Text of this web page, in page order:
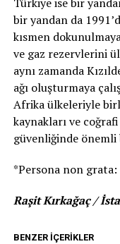
bir yandan da
kısmen
ve gaz rezervlerini
aynı zamanda
ağı oluşturmaya
Afrika ülkeleriyle
kaynakları ve
güvenliğinde
*Persona non
Raşit Kırkağaç /
BENZER İÇERIKLER